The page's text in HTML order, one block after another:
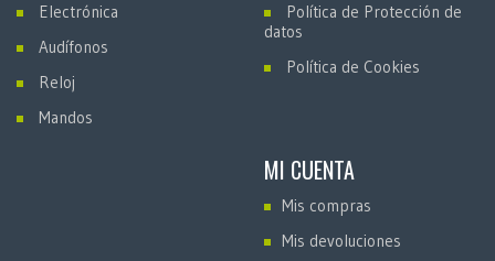
Electrónica
Audífonos
Reloj
Mandos
Política de Protección de
datos
Política de Cookies
MI CUENTA
Mis compras
Mis devoluciones